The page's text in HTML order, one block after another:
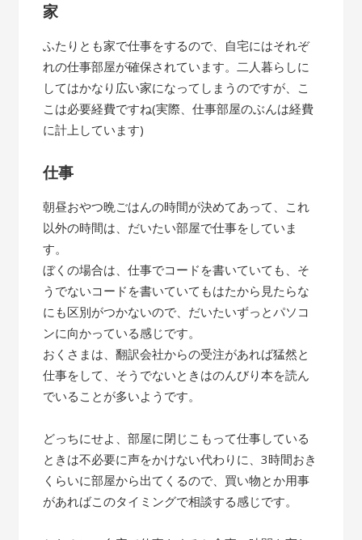
家
ふたりとも家で仕事をするので、自宅にはそれぞ
れの仕事部屋が確保されています。二人暮らしに
してはかなり広い家になってしまうのですが、こ
こは必要経費ですね(実際、仕事部屋のぶんは経費
に計上しています)
仕事
朝昼おやつ晩ごはんの時間が決めてあって、これ
以外の時間は、だいたい部屋で仕事をしていま
す。
ぼくの場合は、仕事でコードを書いていても、そ
うでないコードを書いていてもはたから見たらな
にも区別がつかないので、だいたいずっとパソコ
ンに向かっている感じです。
おくさまは、翻訳会社からの受注があれば猛然と
仕事をして、そうでないときはのんびり本を読ん
でいることが多いようです。
どっちにせよ、部屋に閉じこもって仕事している
ときは不必要に声をかけない代わりに、3時間おき
くらいに部屋から出てくるので、買い物とか用事
があればこのタイミングで相談する感じです。